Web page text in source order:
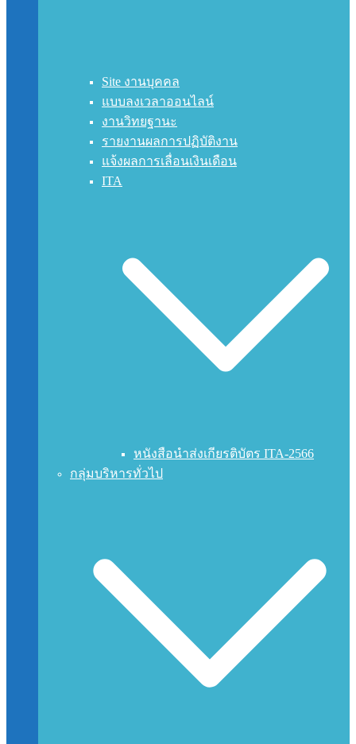
Site งานบุคคล
แบบลงเวลาออนไลน์
งานวิทยฐานะ
รายงานผลการปฏิบัติงาน
แจ้งผลการเลื่อนเงินเดือน
ITA
หนังสือนำส่งเกียรติบัตร ITA-2566
กลุ่มบริหารทั่วไป